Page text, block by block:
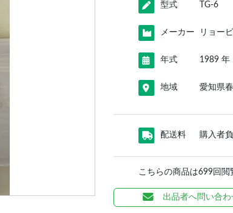
型式 TG-6
メーカー リョー
年式 1989 年
地域 愛知県
配送料 購入者
こちらの商品は699回
出品者へ問い合